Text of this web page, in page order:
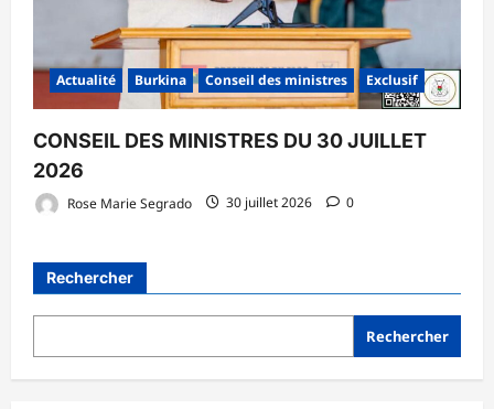
Actualité Burkina Conseil des ministres Exclusif
CONSEIL DES MINISTRES DU 30 JUILLET
2026
Rose Marie Segrado 30 juillet 2026 0
Rechercher
Rechercher